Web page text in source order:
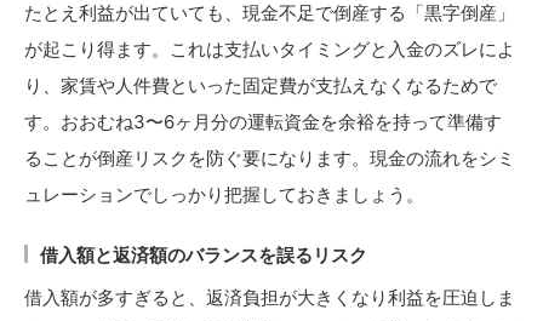
たとえ利益が出ていても、現金不足で倒産する「黒字倒産」
が起こり得ます。これは支払いタイミングと入金のズレによ
り、家賃や人件費といった固定費が支払えなくなるためで
す。おおむね3〜6ヶ月分の運転資金を余裕を持って準備す
ることが倒産リスクを防ぐ要になります。現金の流れをシミ
ュレーションでしっかり把握しておきましょう。
借入額と返済額のバランスを誤るリスク
借入額が多すぎると、返済負担が大きくなり利益を圧迫しま